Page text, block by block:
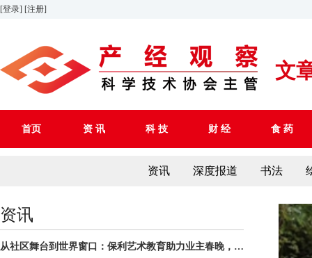
[登录] [注册]
文
首页 资 讯 科 技 财 经 食 药
资讯 深度报道 书法
资讯
从社区舞台到世界窗口：保利艺术教育助力业主春晚，构筑文化共创新篇章